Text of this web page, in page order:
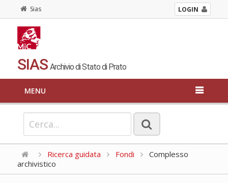
Sias LOGIN
SIAS Archivio di Stato di Prato
MENU
Ricerca guidata Fondi
Complesso
archivistico